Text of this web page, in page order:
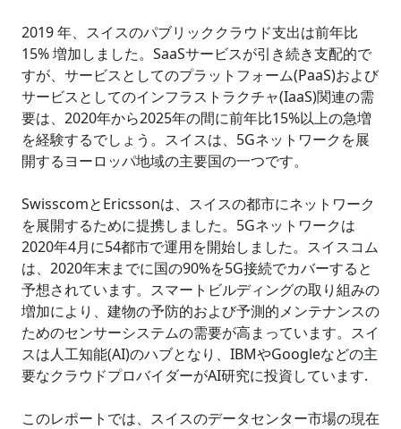
2019 年、スイスのパブリッククラウド支出は前年比
15% 増加しました。SaaSサービスが引き続き支配的で
すが、サービスとしてのプラットフォーム(PaaS)および
サービスとしてのインフラストラクチャ(IaaS)関連の需
要は、2020年から2025年の間に前年比15%以上の急増
を経験するでしょう。スイスは、5Gネットワークを展
開するヨーロッパ地域の主要国の一つです。
SwisscomとEricssonは、スイスの都市にネットワーク
を展開するために提携しました。5Gネットワークは
2020年4月に54都市で運用を開始しました。スイスコム
は、2020年末までに国の90%を5G接続でカバーすると
予想されています。スマートビルディングの取り組みの
増加により、建物の予防的および予測的メンテナンスの
ためのセンサーシステムの需要が高まっています。スイ
スは人工知能(AI)のハブとなり、IBMやGoogleなどの主
要なクラウドプロバイダーがAI研究に投資しています.
このレポートでは、スイスのデータセンター市場の現在